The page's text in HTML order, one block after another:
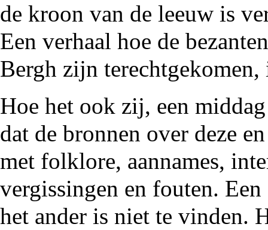
de kroon van de leeuw is
Een verhaal hoe de
Bergh zijn
Hoe het ook zij, een
dat de bronnen over deze
met folklore, aannames,
vergissingen en fouten.
het ander is niet te vinden.